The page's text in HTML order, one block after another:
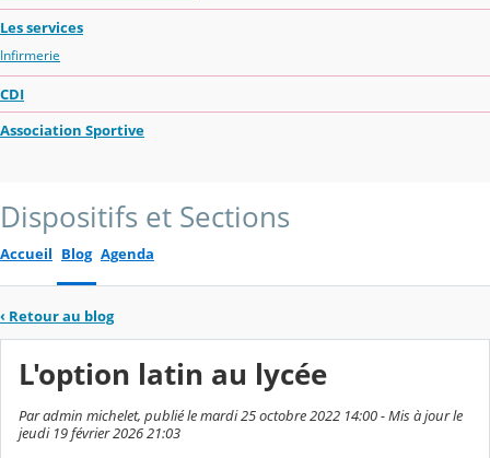
Les services
Infirmerie
CDI
Association Sportive
Dispositifs et Sections
Accueil Blog Agenda
‹ Retour au blog
L'option latin au lycée
Par admin michelet, publié le mardi 25 octobre 2022 14:00 - Mis à jour le
jeudi 19 février 2026 21:03